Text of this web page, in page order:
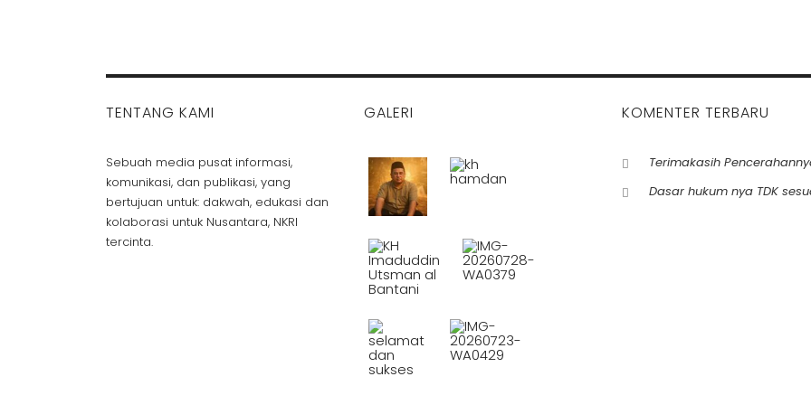
TENTANG KAMI
Sebuah media pusat informasi,
komunikasi, dan publikasi, yang
bertujuan untuk: dakwah, edukasi dan
kolaborasi untuk Nusantara, NKRI
tercinta.
GALERI KOMENTER TERBARU
Terimakasih
Dasar hukum nya TDK